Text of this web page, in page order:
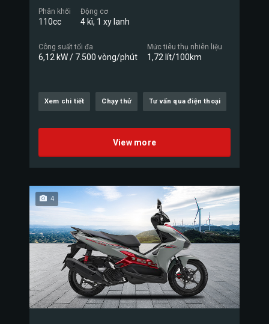
Phân khối
110cc
Động cơ
4 kì, 1 xy lanh
Công suất tối đa
6,12 kW / 7.500 vòng/phút
Mức tiêu thụ nhiên liệu
1,72 lít/100km
Xem chi tiết Chạy thử Tư vấn qua điện thoại
View more
4